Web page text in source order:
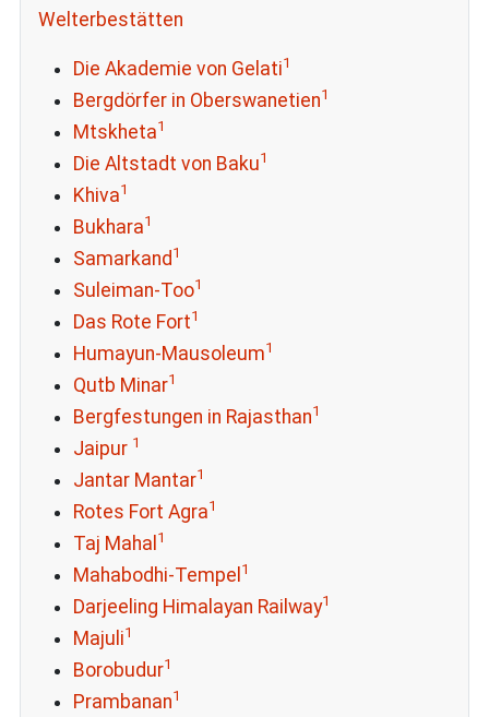
Welterbestätten
Die Akademie von Gelati1
Bergdörfer in Oberswanetien1
Mtskheta1
Die Altstadt von Baku1
Khiva1
Bukhara1
Samarkand 1
Suleiman-Too1
Das Rote Fort1
Humayun-Mausoleum1
Qutb Minar1
Bergfestungen in Rajasthan1
Jaipur 1
Jantar Mantar1
Rotes Fort Agra1
Taj Mahal 1
Mahabodhi-Tempel 1
Darjeeling Himalayan Railway1
Majuli1
Borobudur1
Prambanan1